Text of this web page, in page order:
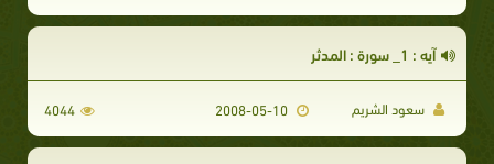
آيه : 1_ سورة : المدثر
سعود الشريم 2008-05-10
4044